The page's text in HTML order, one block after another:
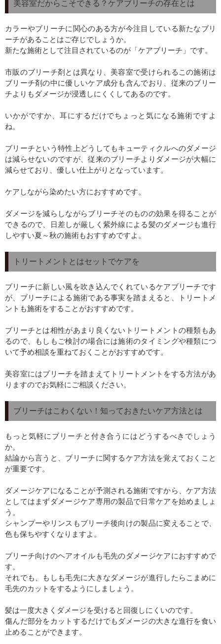
美容室だからこそできる？ケアブリーチの存在とは
カラーやブリーチに関心のある方が今注目している新たなブリ
ーチがあることはご存じでしょうか。
新たな施術として注目されているのが「ケアブリーチ」です。
市販のブリーチ剤とは異なり、美容室で受けられるこの施術は
ブリーチ剤の中に優しいケア成分も含んでおり、従来のブリー
チよりもダメージが浸透しにくくしてあるのです。
いかがですか、耳にするだけでちょっと気になる施術ですよ
ね。
ブリーチという特性上どうしてもキューティクルへのダメージ
は減らせないのですが、従来のブリーチよりダメージが大幅に
減らせており、優しい仕上がりとなっています。
ケアしながら染めたい方におすすめです。
ダメージを減らしながらブリーチそのものの効果を得ることが
できるので、日差しが厳しく紫外線による髪のダメージも進行
しやすい夏～秋の施術もおすすめですよ。
トリートメントとはセットでケアを
ブリーチに新しい風を吹き込んでくれているケアブリーチです
が、ブリーチによる施術である事実を踏まえると、トリートメ
ントも施術をすることがおすすめです。
ブリーチとは相性があまり良くないトリートメントの種類もあ
るので、もしもご検討の場合には施術のタイミングや種類につ
いて予め相談を重ねておくことがおすすめです。
美容室にはブリーチを踏まえてトリートメントをする方法があ
りますのでお気軽にご相談ください。
ブリーチはこわくない！知っておきたいケア方法とは
もっと気軽にブリーチと付き合うにはどうするべきでしょう
か。
結論から言うと、ブリーチに関するケア方法を覚えておくこと
が重要です。
ダメージケアになることが予測される施術ですから、ケア方法
としてはまずダメージケア専用の製品で日常ケアを始めましょ
う。
シャンプーやリンスもブリーチ後向けの製品に変えることで、
色も保ちやすくなりますよ。
ブリーチ向けのヘアオイルも毛先のダメージケアにおすすめで
す。
それでも、もしも毛先に大きなダメージが進行したらこまめに
毛先のカットをするようにしましょう。
髪は一度大きくダメージを受けると回復しにくいのです。
傷んだ部分をカットするだけでもダメージの大きな進行を食い
止めることができます。